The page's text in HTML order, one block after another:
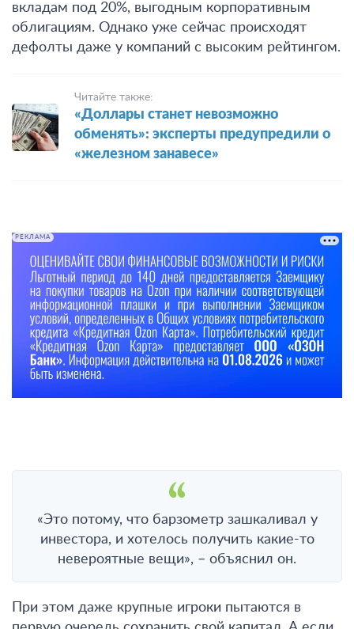
вкладам под 20%, выгодным корпоративным
облигациям. Однако уже сейчас происходят
дефолты даже у компаний с высоким рейтингом.
Читайте также:
«Доллары станет невозможно
обменять»: эксперты предупредили о
«железном занавесе»
РЕКЛАМА
«Это потому, что барзометр зашкаливал у
инвестора, и хотелось получить какие-то
невероятные вещи», – объяснил он.
При этом даже крупные игроки пытаются в